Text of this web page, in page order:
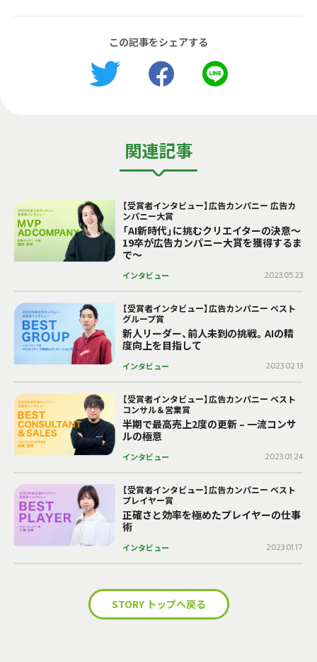
この記事をシェアする
関連記事
【受賞者インタビュー】広告カンパニー 広告カ
ンパニー大賞
「AI新時代」に挑むクリエイターの決意〜
19卒が広告カンパニー大賞を獲得するま
で〜
インタビュー 2023.05.23
【受賞者インタビュー】広告カンパニー ベスト
グループ賞
新人リーダー、前人未到の挑戦。AIの精
度向上を目指して
インタビュー 2023.02.13
【受賞者インタビュー】広告カンパニー ベスト
コンサル＆営業賞
半期で最高売上2度の更新 – 一流コンサ
ルの極意
インタビュー 2023.01.24
【受賞者インタビュー】広告カンパニー ベスト
プレイヤー賞
正確さと効率を極めたプレイヤーの仕事
術
インタビュー 2023.01.17
STORY トップへ戻る